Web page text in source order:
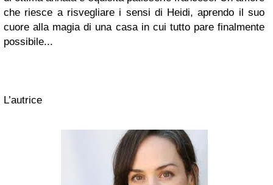
che riesce a risvegliare i sensi di Heidi, aprendo il suo
cuore alla magia di una casa in cui tutto pare finalmente
possibile...
L’autrice